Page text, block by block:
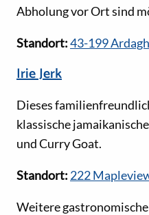
Abholung vor Ort sind
Standort:43-199
Irie Jerk
Dieses
klassische
und Curry Goat.
Standort: 222
Weitere